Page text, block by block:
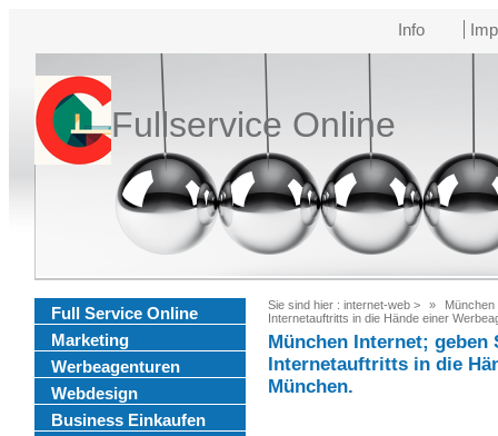
Info
Fullservice Online
Full Service Online
Marketing
Werbeagenturen
Webdesign
Business Einkaufen
Sie sind hier : internet-web >
Internetauftritts in die Hände einer
München Internet; geben
Internetauftritts in die
München.